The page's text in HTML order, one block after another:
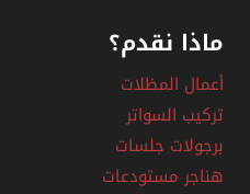
ماذا نقدم؟
أعمال المظلات
تركيب السواتر
برجولات جلسات
هناجر مستودعات